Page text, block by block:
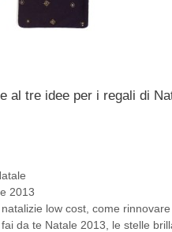
al tre idee per i regali di
2013
low cost, come
da te Natale 2013, le stelle